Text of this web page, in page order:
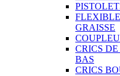
GRAISSE
CRICS
BAS
CRICS